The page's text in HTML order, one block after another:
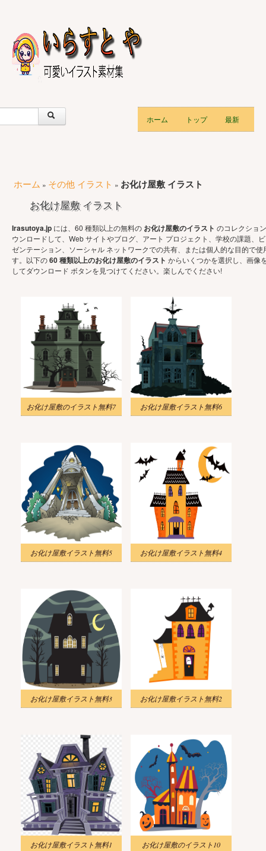
ホーム トップ 最新
ホーム » その他 イラスト » お化け屋敷 イラスト
お化け屋敷 イラスト
Irasutoya.jp には、60 種類以上の無料の お化け屋敷のイラスト のコレクショ
ウンロードして、Web サイトやブログ、アート プロジェクト、学校の課題、
ゼンテーション、ソーシャル ネットワークでの共有、または個人的な目的で使
す。以下の60 種類以上のお化け屋敷のイラスト からいくつかを選択し、画像
してダウンロード ボタンを見つけてください。楽しんでください!
お化け屋敷のイラスト無料7 お化け屋敷イラスト無料6
お化け屋敷イラスト無料5 お化け屋敷イラスト無料4
お化け屋敷イラスト無料3 お化け屋敷イラスト無料2
お化け屋敷イラスト無料1 お化け屋敷のイラスト10